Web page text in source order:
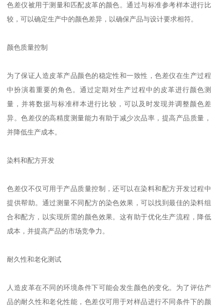
色差仪被用于测量和匹配皮革的颜色。通过与标准参考样本进行比
较，可以确定生产中的颜色差异，以确保产品与设计要求相符。
颜色质量控制
为了保证人造皮革产品颜色的稳定性和一致性，色差仪在生产过程
中扮演着重要的角色。通过定期对生产过程中的皮革进行颜色测
量，并将数据与标准样本进行比较，可以及时发现并调整颜色差
异。色差仪的高精度测量能力有助于减少次品率，提高产品质量，
并降低生产成本。
染料和配方开发
色差仪不仅可用于产品质量控制，还可以在染料和配方开发过程中
提供帮助。通过测量不同配方的染色效果，可以找到最佳的染料组
合和配方，以实现所需的颜色效果。这有助于优化生产流程，降低
成本，并提高产品的市场竞争力。
耐久性和老化测试
人造皮革在不同的环境条件下可能会发生颜色的变化。为了评估产
品的耐久性和老化性能，色差仪可用于对样品进行不同条件下的颜